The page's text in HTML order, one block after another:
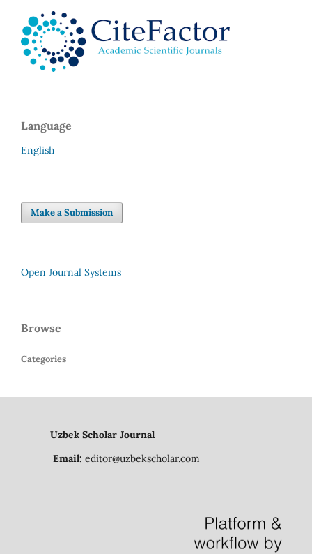
Language
English
Make a Submission
Open Journal Systems
Browse
Categories
Uzbek Scholar Journal
Email: editor@uzbekscholar.com